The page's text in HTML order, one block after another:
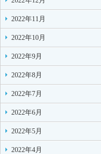
2022年11月
2022年10月
2022年9月
2022年8月
2022年7月
2022年6月
2022年5月
2022年4月